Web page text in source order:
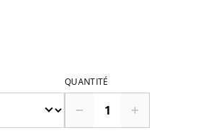
QUANTITÉ